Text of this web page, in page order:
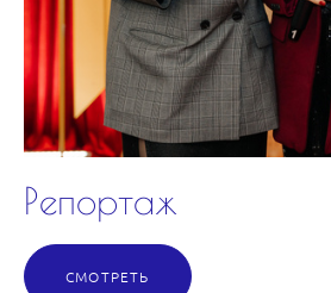
Репортаж
СМОТРЕТЬ